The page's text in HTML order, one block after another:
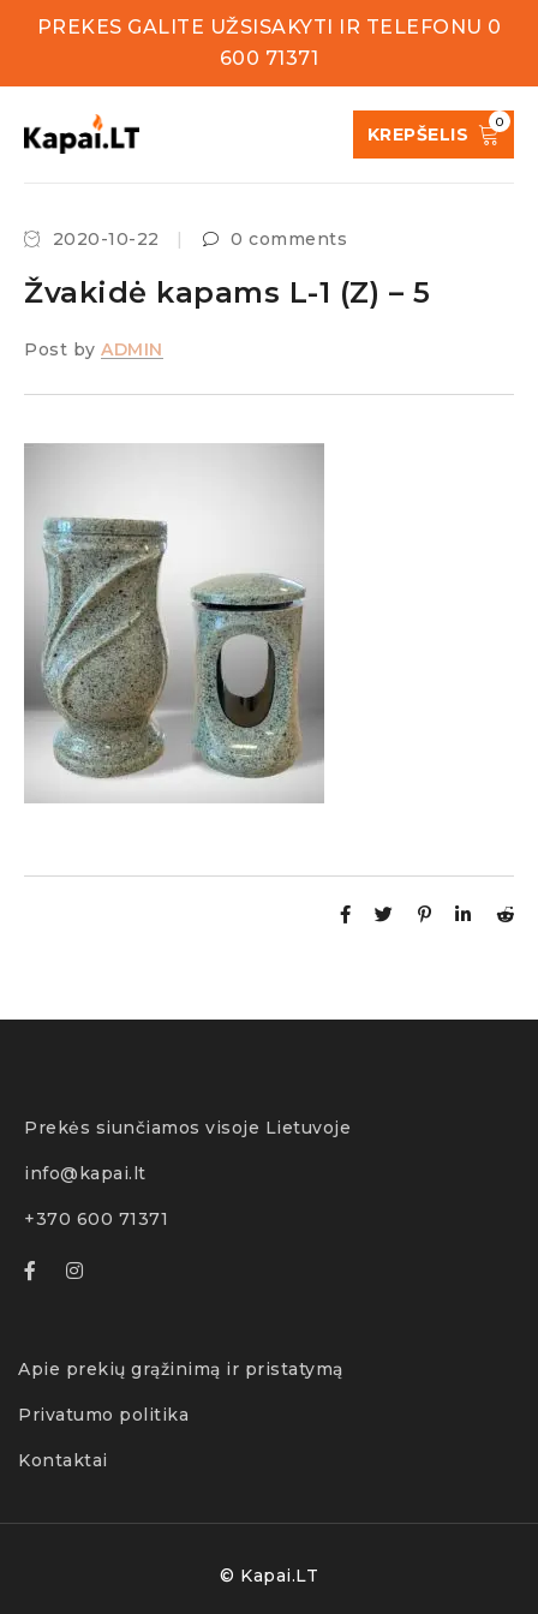
PREKES GALITE UŽSISAKYTI IR TELEFONU 0
600 71371
KREPŠELIS
0
2020-10-22 0 comments
Žvakidė kapams L-1 (Z) – 5
Post by ADMIN
Prekės siunčiamos visoje Lietuvoje
info@kapai.lt
+370 600 71371
Apie prekių grąžinimą ir pristatymą
Privatumo politika
Kontaktai
© Kapai.LT